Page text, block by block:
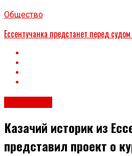
Общество
Ессентучанка предстанет перед
Казачий историк из
представил проект о